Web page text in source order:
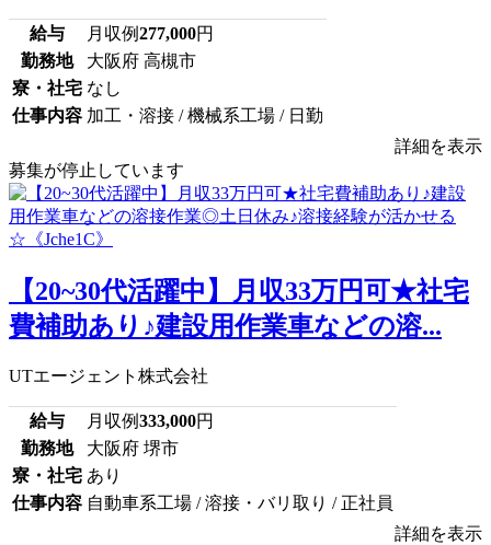
給与 月収例277,000円
勤務地
大阪府 高槻市
寮・社宅 なし
仕事内容 加工・溶接 / 機械系工場 / 日勤
詳細を表示
募集が停止しています
【20~30代活躍中】月収33万円可★社宅
費補助あり♪建設用作業車などの溶...
UTエージェント株式会社
給与 月収例333,000円
勤務地
大阪府 堺市
寮・社宅 あり
仕事内容 自動車系工場 / 溶接・バリ取り / 正社員
詳細を表示